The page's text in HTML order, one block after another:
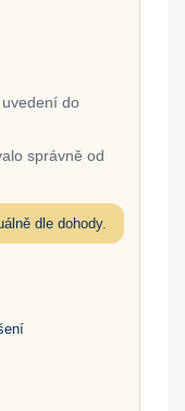
do
správně od
dle dohody.